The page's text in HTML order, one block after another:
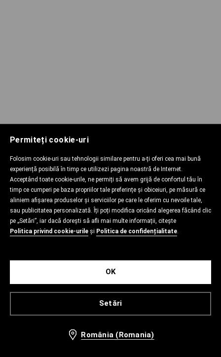
Permiteți cookie-uri
Folosim cookie-uri sau tehnologii similare pentru a-ți oferi cea mai bună
experiență posibilă în timp ce utilizezi pagina noastră de Internet.
Acceptând toate cookie-urile, ne permiți să avem grijă de confortul tău în
timp ce cumperi pe baza propriilor tale preferințe și obiceiuri, pe măsură ce
aliniem afișarea produselor și serviciilor pe care le oferim cu nevoile tale,
sau publicitatea personalizată. Îți poți modifica oricând alegerea făcând clic
pe „Setări”, iar dacă dorești să afli mai multe informații, citește
Politica privind cookie-urile și Politica de confidențialitate.
Setări
OK
România (Romania)